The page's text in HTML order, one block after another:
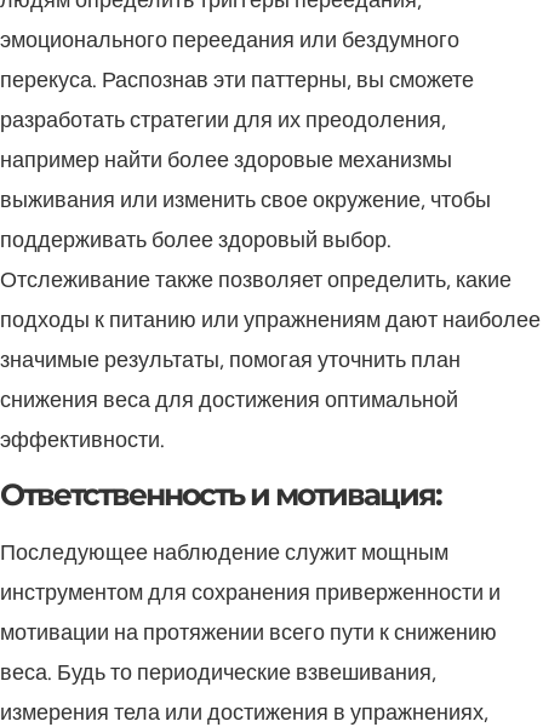
эмоционального переедания или бездумного
перекуса. Распознав эти паттерны, вы сможете
разработать стратегии для их преодоления,
например найти более здоровые механизмы
выживания или изменить свое окружение, чтобы
поддерживать более здоровый выбор.
Отслеживание также позволяет определить, какие
подходы к питанию или упражнениям дают наиболее
значимые результаты, помогая уточнить план
снижения веса для достижения оптимальной
эффективности.
Ответственность и мотивация:
Последующее наблюдение служит мощным
инструментом для сохранения приверженности и
мотивации на протяжении всего пути к снижению
веса. Будь то периодические взвешивания,
измерения тела или достижения в упражнениях,